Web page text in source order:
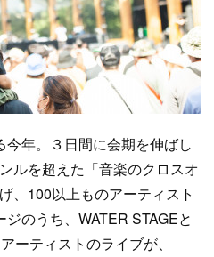
年。３日間に会期を伸ばし
ルを超えた「音楽のクロスオ
、100以上ものアーティスト
のうち、WATER STAGEと
ーティストのライブが、